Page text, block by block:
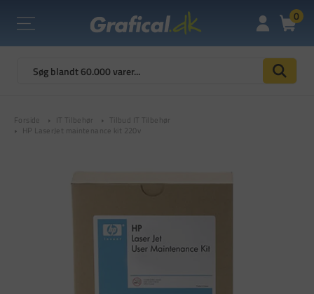
0
Forside IT Tilbehør
Tilbud IT Tilbehør
HP LaserJet maintenance kit 220v